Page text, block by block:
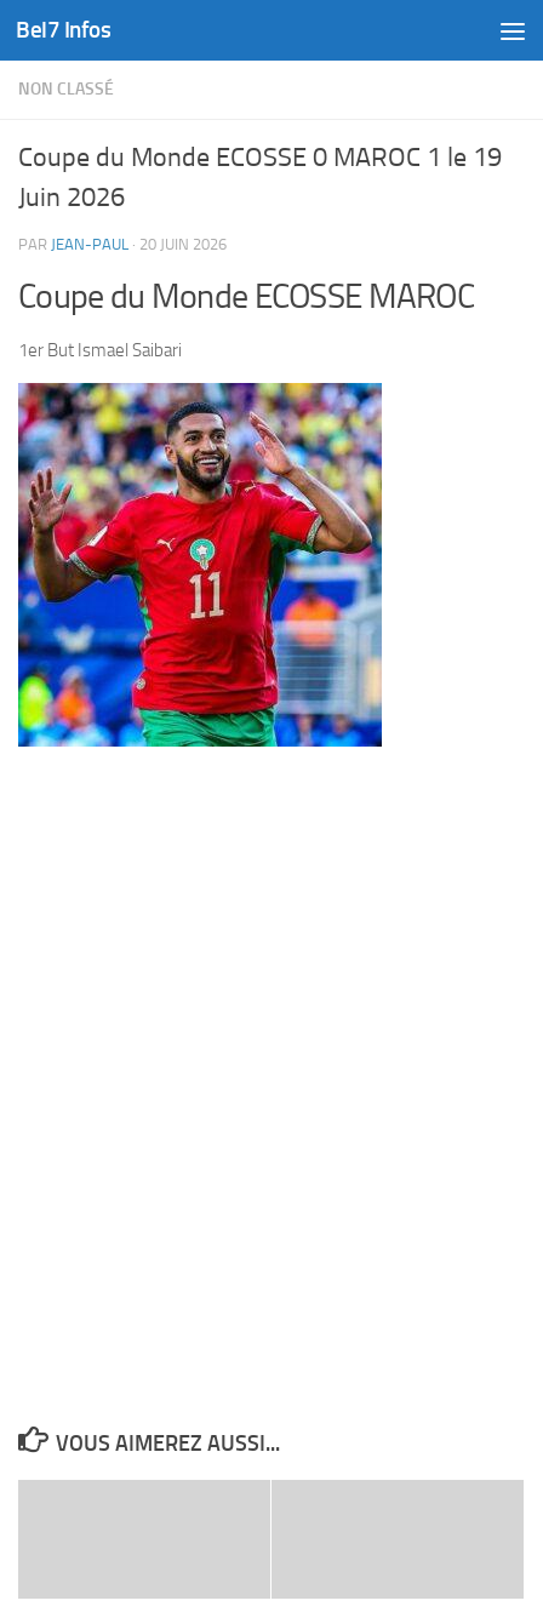
Skip to content
Bel7 Infos
NON CLASSÉ
Coupe du Monde ECOSSE 0 MAROC 1 le 19
Juin 2026
PAR JEAN-PAUL · 20 JUIN 2026
Coupe du Monde ECOSSE MAROC
1er But Ismael Saibari
VOUS AIMEREZ AUSSI...